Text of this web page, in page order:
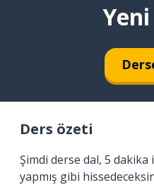
Ders özeti
Şimdi derse dal, 5
yapmış gibi